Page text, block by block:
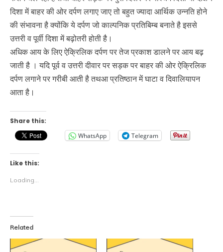
दिशा में बाहर की ओर दर्पण लगाए जाए तो बहुत ज्यादा आर्थिक उन्नति होने
की संभावना है क्योंकि ये दर्पण जो काल्पनिक प्रतिबिम्ब बनाते है इससे
उत्तरी व पूर्वी दिशा में बढ़ोतरी होती है।
अधिक आय के लिए ऐक्रिलिक दर्पण पर तेज प्रकाश डालने पर आय बढ़
जाती है । यदि पूर्व व उत्तरी दीवार पर सड़क पर बाहर की ओर ऐक्रिलिक
दर्पण लगाने पर गरीबी आती है तथआ प्रतिष्ठान में घाटा व दिवालियापन
आता है।
Share this:
WhatsApp
Telegram
Like this:
Loading...
Related